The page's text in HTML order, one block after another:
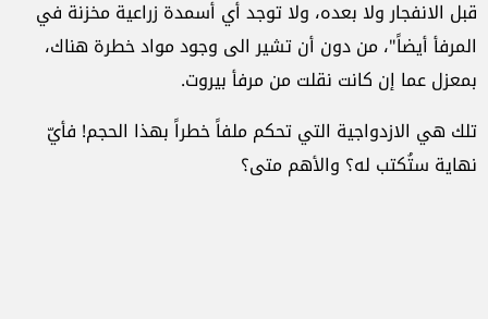
قبل الانفجار ولا بعده، ولا توجد أي أسمدة زراعية مخزنة في
المرفأ أيضاً"، من دون أن تشير الى وجود مواد خطرة هناك،
بمعزل عما إن كانت نقلت من مرفأ بيروت.
تلك هي الازدواجية التي تحكم ملفاً خطراً بهذا الحجم! فأيّ
نهاية ستُكتب له؟ والأهم متى؟